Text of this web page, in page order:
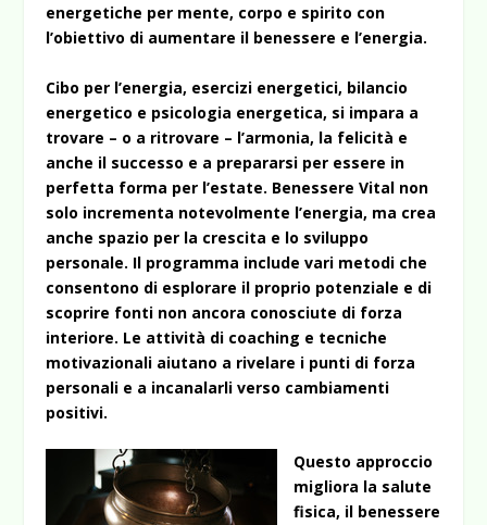
energetiche per mente, corpo e spirito con
l’obiettivo di aumentare il benessere e l’energia.
Cibo per l’energia, esercizi energetici, bilancio
energetico e psicologia energetica, si impara a
trovare – o a ritrovare – l’armonia, la felicità e
anche il successo e a prepararsi per essere in
perfetta forma per l’estate. Benessere Vital non
solo incrementa notevolmente l’energia, ma crea
anche spazio per la crescita e lo sviluppo
personale. Il programma include vari metodi che
consentono di esplorare il proprio potenziale e di
scoprire fonti non ancora conosciute di forza
interiore. Le attività di coaching e tecniche
motivazionali aiutano a rivelare i punti di forza
personali e a incanalarli verso cambiamenti
positivi.
Questo approccio
migliora la salute
fisica, il benessere